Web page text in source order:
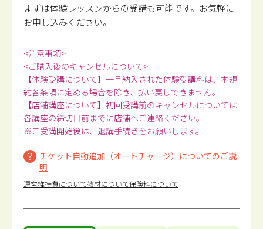
まずは体験レッスンからの受講も可能です。 お気軽に
お申し込みください。
<注意事項>
<ご購入後のキャンセルについて>
【体験受講について】一旦納入された体験受講料は、本規
約各条項に定める場合を除き、払い戻しできません。
【店舗講座について】初回受講前のキャンセルについては
各講座の締切日前までに店舗へご連絡ください。
※ご受講開始後は、退講手続きをお願いします。
チケット自動追加（オートチャージ）についてのご説
明
運営維持費について教材について保険料について